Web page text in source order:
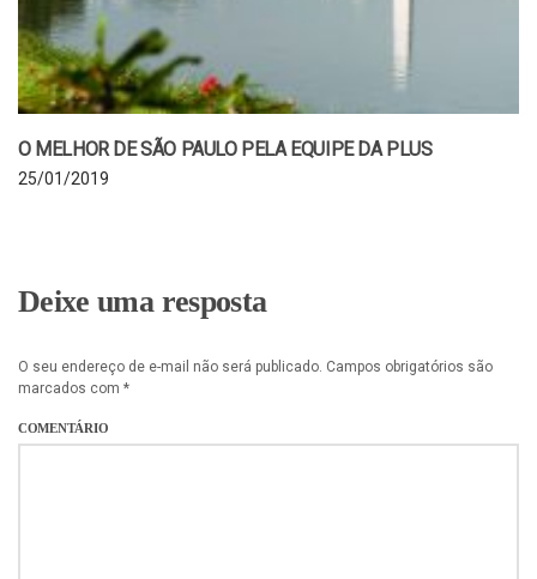
O MELHOR DE SÃO PAULO PELA EQUIPE DA PLUS
25/01/2019
Deixe uma resposta
O seu endereço de e-mail não será publicado. Campos obrigatórios são
marcados com *
COMENTÁRIO